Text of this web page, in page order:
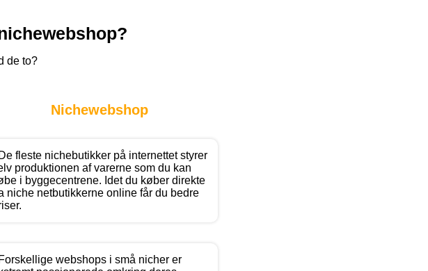
de to?
Nichewebshop
De fleste nichebutikker på internettet styrer
produktionen af varerne som du kan
i byggecentrene. Idet du køber direkte
niche netbutikkerne online får du bedre
Forskellige webshops i små nicher er